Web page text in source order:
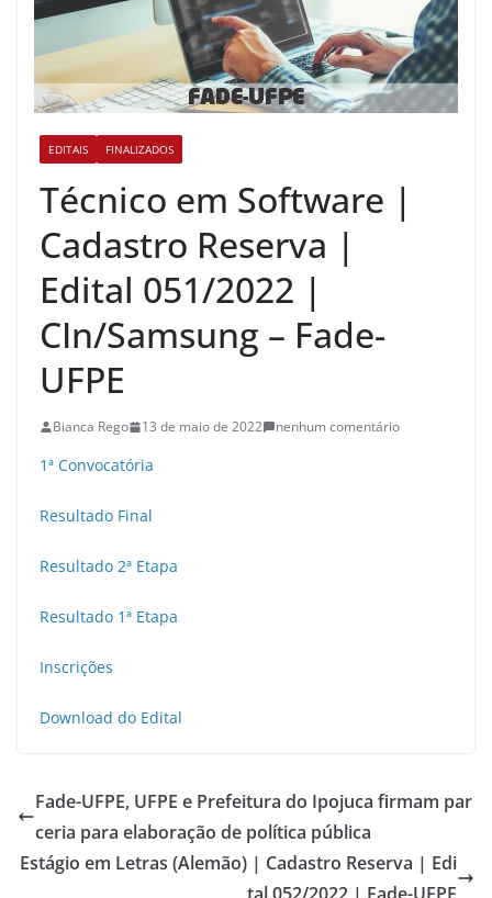
EDITAIS FINALIZADOS
Técnico em Software |
Cadastro Reserva |
Edital 051/2022 |
CIn/Samsung – Fade-
UFPE
Bianca Rego 13 de maio de 2022 nenhum comentário
1ª Convocatória
Resultado Final
Resultado 2ª Etapa
Resultado 1ª Etapa
Inscrições
Download do Edital
Fade-UFPE, UFPE e Prefeitura do Ipojuca firmam par
ceria para elaboração de política pública
Estágio em Letras (Alemão) | Cadastro Reserva | Edi